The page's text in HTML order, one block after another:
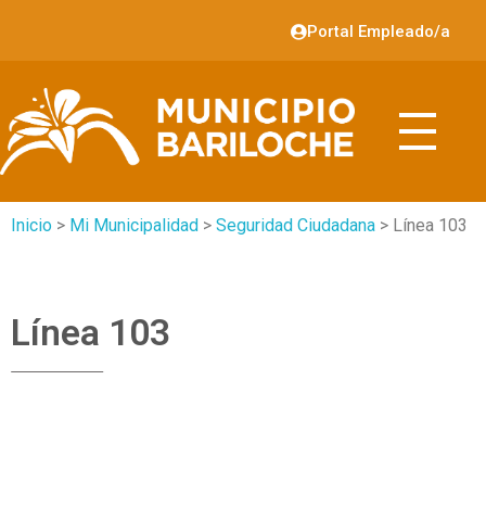
Portal Empleado/a
Inicio > Mi Municipalidad > Seguridad Ciudadana > Línea 103
Línea 103